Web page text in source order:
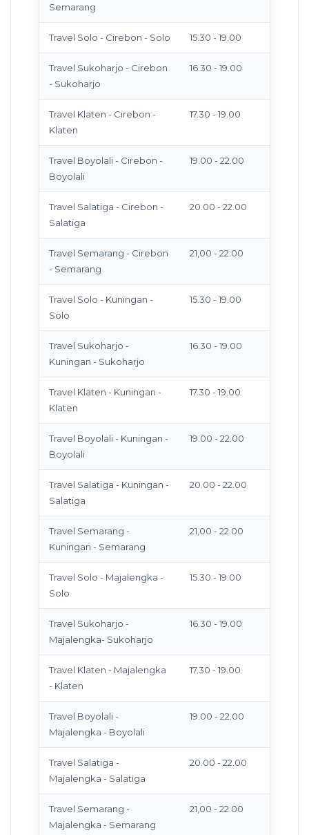
Semarang
Travel Solo - Cirebon - Solo 15.30 - 19.00
Travel Sukoharjo - Cirebon
- Sukoharjo
16.30 - 19.00
Travel Klaten - Cirebon -
Klaten
17.30 - 19.00
Travel Boyolali - Cirebon -
Boyolali
19.00 - 22.00
Travel Salatiga - Cirebon -
Salatiga
20.00 - 22.00
Travel Semarang - Cirebon
- Semarang
21,00 - 22.00
Travel Solo - Kuningan -
Solo
15.30 - 19.00
Travel Sukoharjo -
Kuningan - Sukoharjo
16.30 - 19.00
Travel Klaten - Kuningan -
Klaten
17.30 - 19.00
Travel Boyolali - Kuningan -
Boyolali
19.00 - 22.00
Travel Salatiga - Kuningan -
Salatiga
20.00 - 22.00
Travel Semarang -
Kuningan - Semarang
21,00 - 22.00
Travel Solo - Majalengka -
Solo
15.30 - 19.00
Travel Sukoharjo -
Majalengka- Sukoharjo
16.30 - 19.00
Travel Klaten - Majalengka
- Klaten
17.30 - 19.00
Travel Boyolali -
Majalengka - Boyolali
19.00 - 22.00
Travel Salatiga -
Majalengka - Salatiga
20.00 - 22.00
Travel Semarang -
Majalengka - Semarang
21,00 - 22.00